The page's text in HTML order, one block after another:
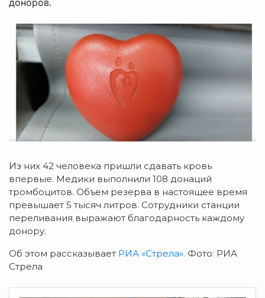
Из них 42 человека пришли сдавать кровь
впервые. Медики выполнили 108 донаций
тромбоцитов. Объем резерва в настоящее время
превышает 5 тысяч литров. Сотрудники станции
переливания выражают благодарность каждому
донору.
Об этом рассказывает РИА «Стрела». Фото: РИА
Стрела